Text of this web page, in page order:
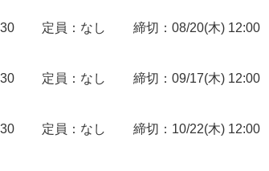
定員：なし 締切：08/20(木) 12:00
定員：なし 締切：09/17(木) 12:00
定員：なし 締切：10/22(木) 12:00